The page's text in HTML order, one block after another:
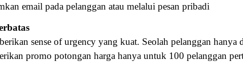
email pada pelanggan atau melalui pesan pribadi
sense of urgency yang kuat. Seolah pelanggan
promo potongan harga hanya untuk 100 pelanggan